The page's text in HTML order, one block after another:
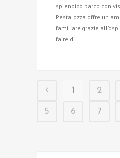
splendido parco con
Pestalozza offre un
familiare grazie
faire di...
1 2
5 6 7